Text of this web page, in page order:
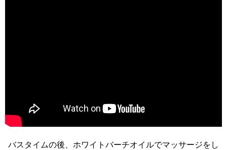
バスタイムの後、ホワイトバーチオイルでマッサージをし